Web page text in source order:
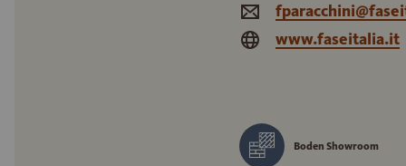
www.faseitalia.it
Boden Showroom